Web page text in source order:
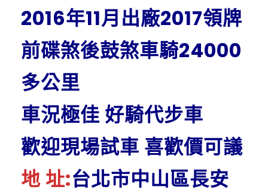
2016年11月出廠2017領牌
前碟煞後鼓煞車騎24000
多公里
車況極佳 好騎代步車
歡迎現場試車 喜歡價可議
地 址:台北市中山區長安